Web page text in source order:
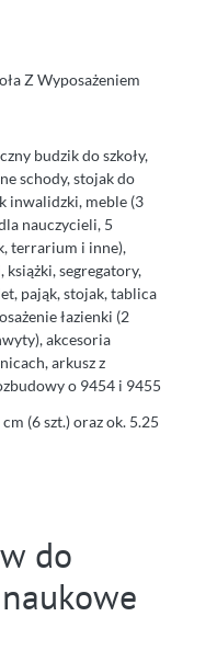
Z Wyposażeniem
budzik do szkoły,
schody, stojak do
inwalidzki, meble (3
nauczycieli, 5
terrarium i inne),
książki, segregatory,
pająk, stojak, tablica
łazienki (2
akcesoria
arkusz z
o 9454 i 9455
(6 szt.) oraz ok. 5.25
do